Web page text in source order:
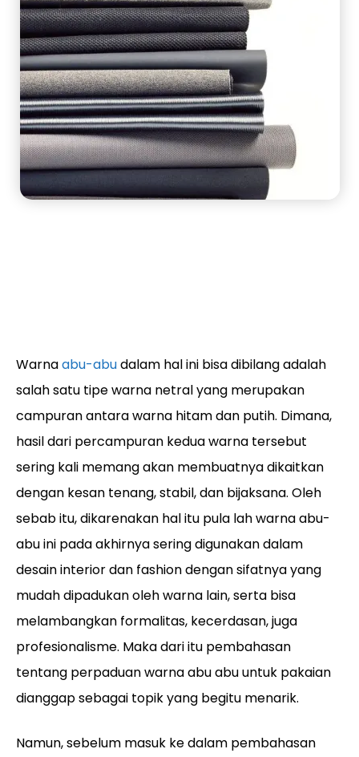
Warnaabu-abudalam hal ini bisa dibilang adalah
salah satu tipe warna netral yang merupakan
campuran antara warna hitam dan putih. Dimana,
hasil dari percampuran kedua warna tersebut
sering kali memang akan membuatnya dikaitkan
dengan kesan tenang, stabil, dan bijaksana. Oleh
sebab itu, dikarenakan hal itu pula lah warna abu-
abu ini pada akhirnya sering digunakan dalam
desain interior dan fashion dengan sifatnya yang
mudah dipadukan oleh warna lain, serta bisa
melambangkan formalitas, kecerdasan, juga
profesionalisme. Maka dari itu pembahasan
tentang perpaduan warna abu abu untuk pakaian
dianggap sebagai topik yang begitu menarik.
Namun, sebelum masuk ke dalam pembahasan